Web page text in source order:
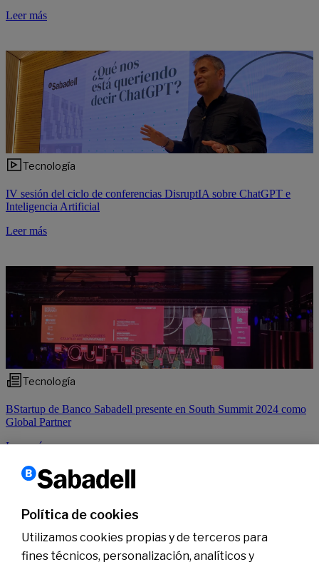
Leer más
Tecnología
IV sesión del ciclo de conferencias DisruptIA sobre ChatGPT e
Inteligencia Artificial
Leer más
Tecnología
BStartup de Banco Sabadell presente en South Summit 2024 como
Global Partner
Leer más
1 2
Política de cookies
Utilizamos cookies propias y de terceros para
fines técnicos, personalización, analíticos y